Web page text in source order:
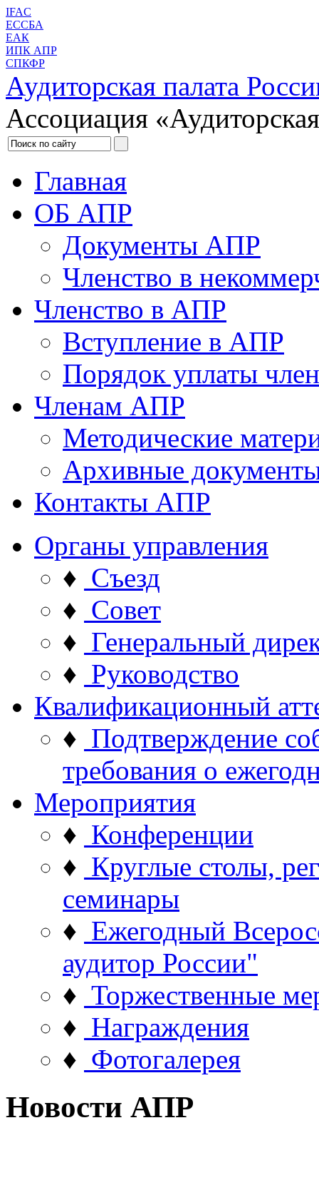
IFAC
ЕССБА
ЕАК
ИПК АПР
СПКФР
Аудиторская палата
Ассоциация
Главная
ОБ АПР
Документы АПР
Членство в
Членство в АПР
Вступление в АПР
Порядок уплаты
Членам АПР
Методические
Архивные
Контакты АПР
Органы управления
♦ Съезд
♦ Совет
♦ Генеральный
♦ Руководство
Квалификационный
♦ Подтверждение
требования о
Мероприятия
♦ Конференции
♦ Круглые столы,
семинары
♦ Ежегодный
аудитор России"
♦ Торжественные
♦ Награждения
♦ Фотогалерея
Новости АПР